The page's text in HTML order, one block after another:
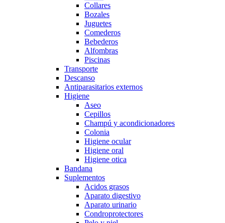
Collares
Bozales
Juguetes
Comederos
Bebederos
Alfombras
Piscinas
Transporte
Descanso
Antiparasitarios externos
Higiene
Aseo
Cepillos
Champú y acondicionadores
Colonia
Higiene ocular
Higiene oral
Higiene otica
Bandana
Suplementos
Acidos grasos
Aparato digestivo
Aparato urinario
Condroprotectores